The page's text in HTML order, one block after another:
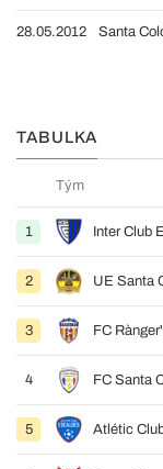
28.05.2012 Santa
TABULKA
Tým
1 Inter Club
2 UE Santa
3 FC
4 FC Santa
5 Atlétic